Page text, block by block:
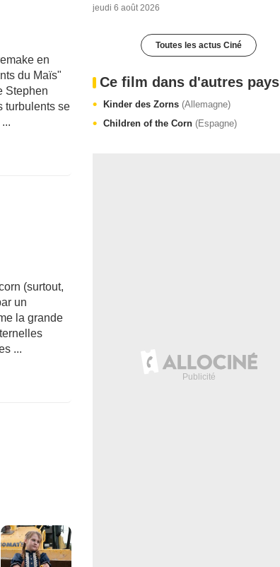
en
du Maïs"
Stephen
turbulents se
(surtout,
un
la grande
...
jeudi 6 août 2026
Toutes les actus Ciné
Ce film dans d'autres pays
Kinder des Zorns (Allemagne)
Children of the Corn (Espagne)